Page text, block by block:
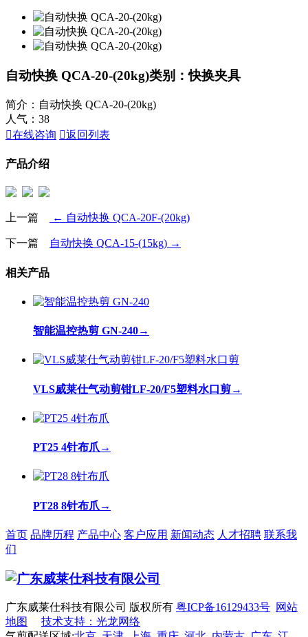
自动快换 QCA-20-(20kg)类别：快换夹具
简介：自动快换 QCA-20-(20kg)
人气： 38
在线咨询 返回列表
产品介绍
上一篇 ← 自动快换 QCA-20F-(20kg)
下一篇 自动快换 QCA-15-(15kg) →
相关产品
智能温控热剪 GN-240→
VLS威莱仕气动剪钳LF-20/F5塑料水口剪→
PT25 4针布爪 →
PT28 8针布爪 →
首页 品牌历程 产品中心 客户应用 新闻动态 人才招聘 联系我
们
广东威莱仕科技有限公司 版权所有 粤ICP备16129433号 网站
地图
技术支持：光龙网络